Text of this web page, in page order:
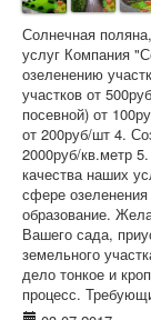
Солнечная
услуг Компания
озеленению
участков от
посевной) от
от 200руб/шт 4.
2000руб/кв.метр
качества наших
сфере
образование.
Вашего сада,
земельного
дело тонкое и
процесс.